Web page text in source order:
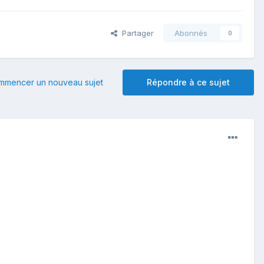
Partager Abonnés 0
Répondre à ce sujet
un nouveau sujet